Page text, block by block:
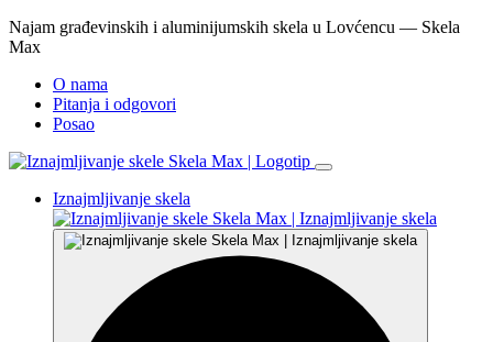
Najam građevinskih i aluminijumskih skela u Lovćencu — Skela
Max
O nama
Pitanja i odgovori
Posao
Iznajmljivanje skela